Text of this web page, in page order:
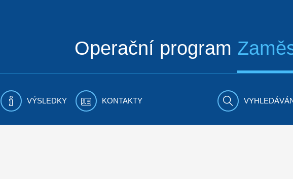
Operační program
VÝSLEDKY KONTAKTY